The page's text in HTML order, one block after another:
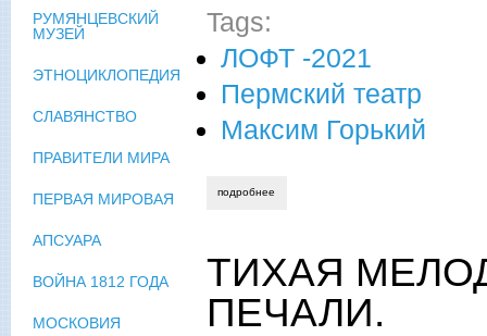
Tags:
ЛОФТ -2021
Пермский театр
Максим Горький
подробнее
ТИХАЯ
ПЕЧАЛИ.
РУМЯНЦЕВСКИЙ
МУЗЕЙ
ЭТНОЦИКЛОПЕДИЯ
СЛАВЯНСТВО
ПРАВИТЕЛИ МИРА
ПЕРВАЯ МИРОВАЯ
АПСУАРА
ВОЙНА 1812 ГОДА
МОСКОВИЯ